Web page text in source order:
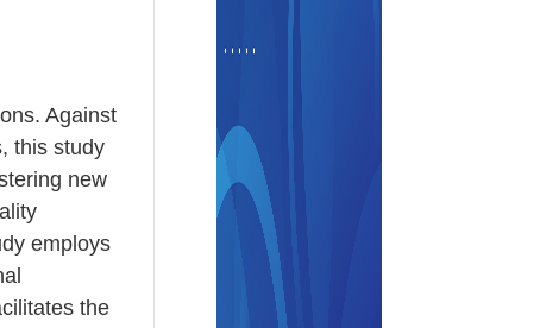
Against
this study
new
employs
the